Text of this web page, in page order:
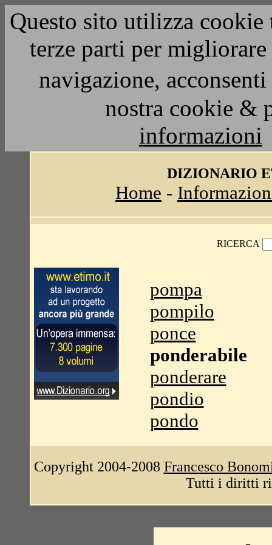
Questo sito utilizza
terze parti per
navigazione,
nostra cookie &
informazioni
DIZIONARIO
Home -
RICERCA
pompa
pompilo
ponce
ponderabile
ponderare
pondio
pondo
Copyright 2004-2008 Francesco
Tutti i diritti